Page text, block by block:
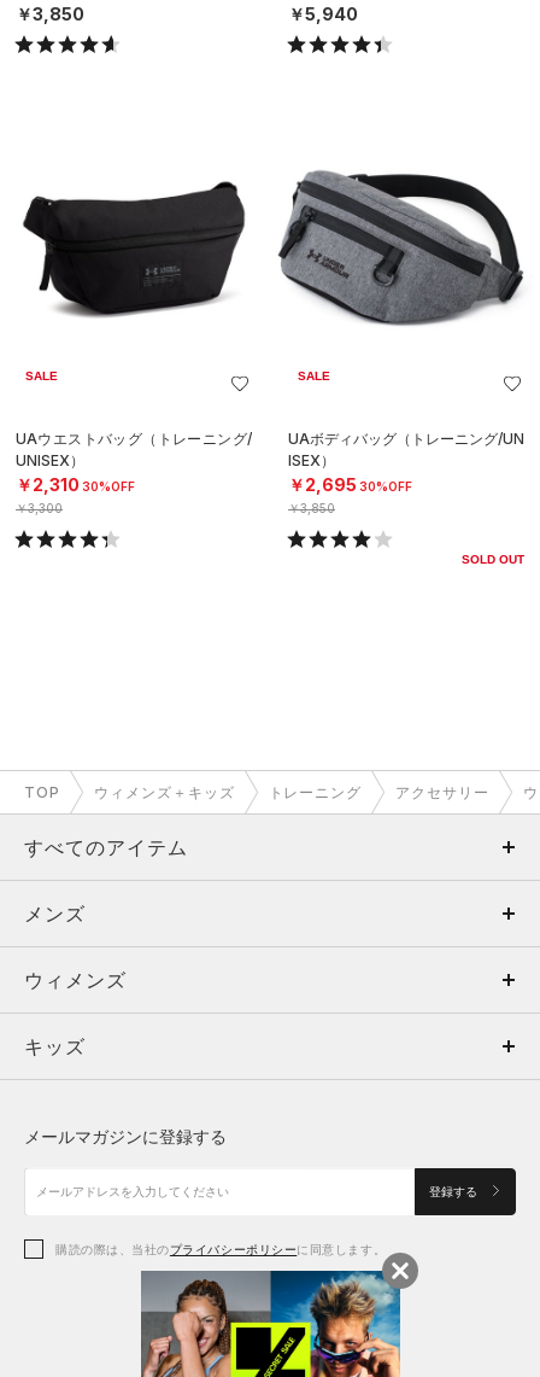
￥3,850 ￥5,940
SALE
UAウエストバッグ（トレーニング/
UNISEX）
￥2,310 30%OFF
￥3,300
SALE
UAボディバッグ（トレーニング/UN
ISEX）
￥2,695 30%OFF
￥3,850
SOLD OUT
TOP ウィメンズ＋キッズ トレーニング アクセサリー
すべてのアイテム
メンズ
ウィメンズ
キッズ
アクセサリー
メンズ
トップス
ボトムス
アクセサリー
ウィメンズ
トップス
シューズ
アクセサリー
キッズ
シューズ
メールマガジンに登録する
登録する
購読の際は、当社のプライバシーポリシーに同意します。